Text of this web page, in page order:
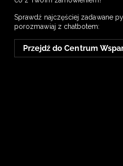
Sprawdź najczęściej zadawane
porozmawiaj z chatbotem:
Przejdź do Centrum